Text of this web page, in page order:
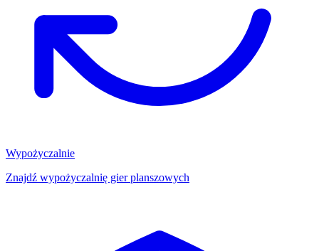
Wypożyczalnie
Znajdź wypożyczalnię gier planszowych